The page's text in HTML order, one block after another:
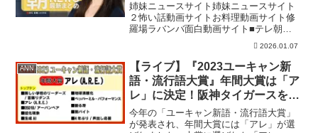
姉妹ニュースサイト姉妹ニュースサイト
２怖い話動画サイトお料理動画サイト修
羅場ラバンバ面白動画サイト■テレ朝
NEWS24 日本のニュースを24時間配信■
テレ朝ニュース公式HP#ニュース #ライ
ブ #ann
2026.01.07
ANN
【ライブ】『2023ユーキャン新
語・流行語大賞』年間大賞は「ア
レ」に決定！阪神タイガースを38
年ぶり日本一に導いた岡田監督が
喜びの声【LIVE】(2023年12月1
今年の「ユーキャン新語・流行語大賞」
が発表され、年間大賞には「アレ」が選